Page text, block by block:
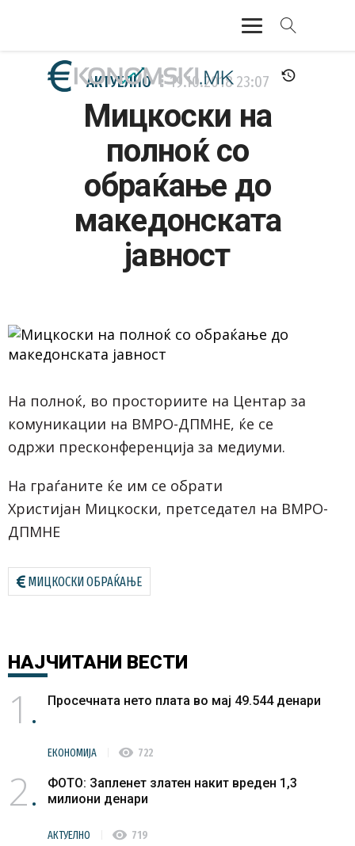
АКТУЕЛНО
ЕКОНОМИЈА
ФИНАНСИИ
БАНКАРСТВО
ЖИВОТ
АКТУЕЛНО 19.10.201823:07
Мицкоски на
полноќ со
обраќање до
македонската
јавност
На полноќ, во просториите на Центар за
комуникации на ВМРО-ДПМНЕ, ќе се
одржи пресконференција за медиуми.
На граѓаните ќе им се обрати
Христијан Мицкоски, претседател на ВМРО-
ДПМНЕ
МИЦКОСКИ ОБРАЌАЊЕ
НАЈЧИТАНИ ВЕСТИ
1 Просечната нето плата во мај 49.544 денари
ЕКОНОМИЈА visibility 722
2
ФОТО: Запленет златен накит вреден 1,3
милиони денари
АКТУЕЛНО visibility 719